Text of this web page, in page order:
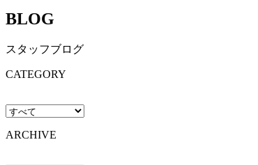
BLOG
スタッフブログ
CATEGORY
ARCHIVE